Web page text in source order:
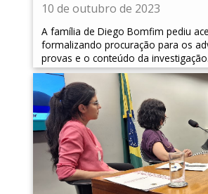
10 de outubro de 2023
A família de Diego Bomfim pediu
formalizando procuração para os
provas e o conteúdo da investigação.